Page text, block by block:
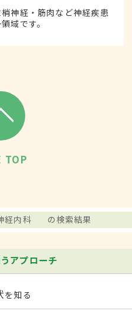
神経・筋肉など神経疾患
域です。
TOP
経内科 の検索結果
アプローチ
を知る